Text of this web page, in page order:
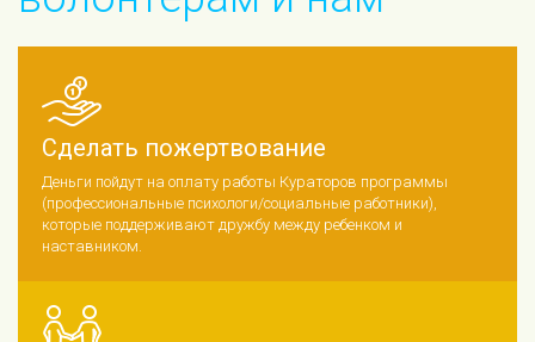
Сделать пожертвование
Деньги пойдут на оплату работы Кураторов программы
(профессиональные психологи/социальные работники),
которые поддерживают дружбу между ребенком и
наставником.